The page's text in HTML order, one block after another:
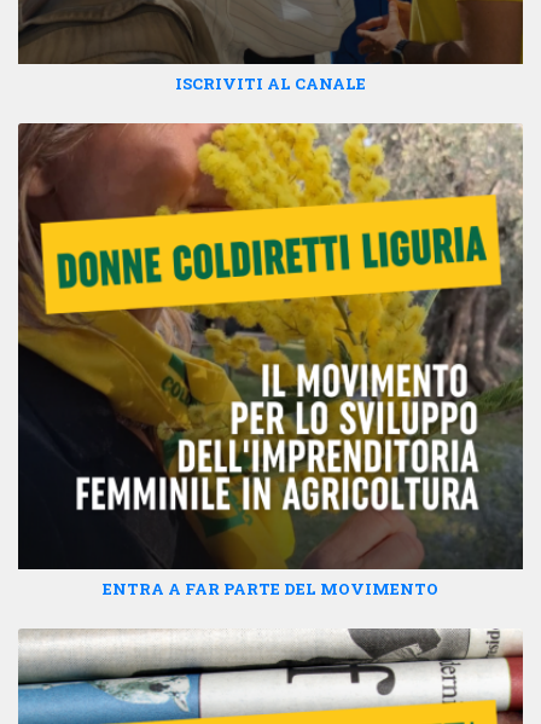
ISCRIVITI AL CANALE
ENTRA A FAR PARTE DEL MOVIMENTO